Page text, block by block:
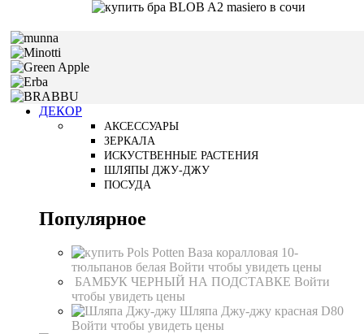
ДЕКОР
АКСЕССУАРЫ
ЗЕРКАЛА
ИСКУСТВЕННЫЕ РАСТЕНИЯ
ШЛЯПЫ ДЖУ-ДЖУ
ПОСУДА
Популярное
Ваза коралловая 10-
тюльпанов белая Войти чтобы увидеть цены
БАМБУК ЧЕРНЫЙ НА ПОДСТАВКЕ Войти
чтобы увидеть цены
Шляпа Джу-джу красная D80
Войти чтобы увидеть цены